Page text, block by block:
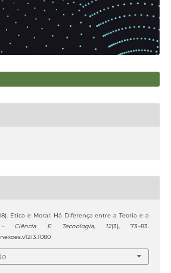
Ética e Moral: Há Diferença entre a Teoria e a
- Ciência E Tecnologia, 12(3), 73–83.